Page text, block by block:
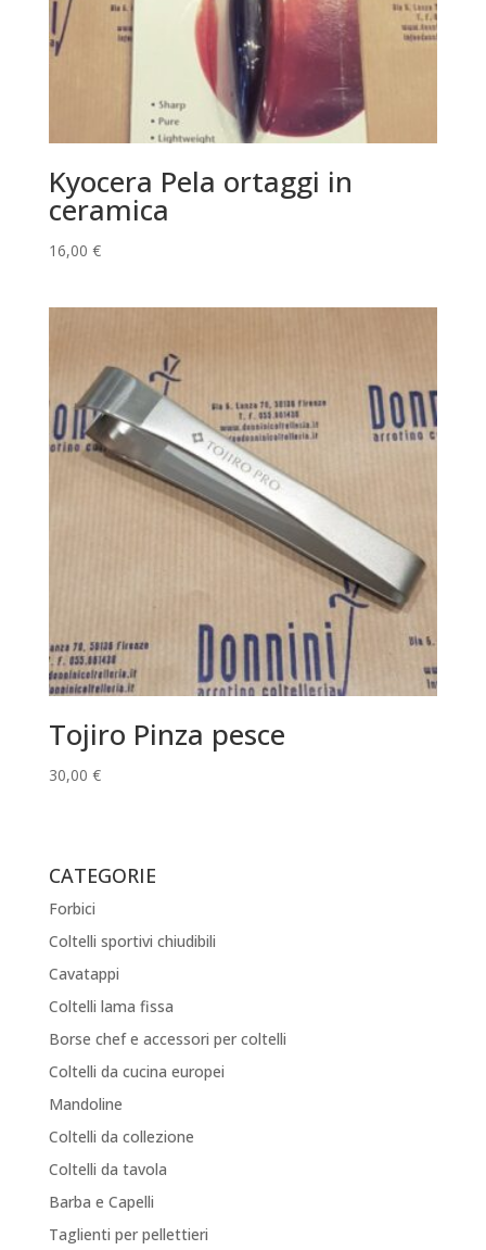
Kyocera Pela ortaggi in
ceramica
16,00 €
Tojiro Pinza pesce
30,00 €
CATEGORIE
Forbici
Coltelli sportivi chiudibili
Cavatappi
Coltelli lama fissa
Borse chef e accessori per coltelli
Coltelli da cucina europei
Mandoline
Coltelli da collezione
Coltelli da tavola
Barba e Capelli
Taglienti per pellettieri